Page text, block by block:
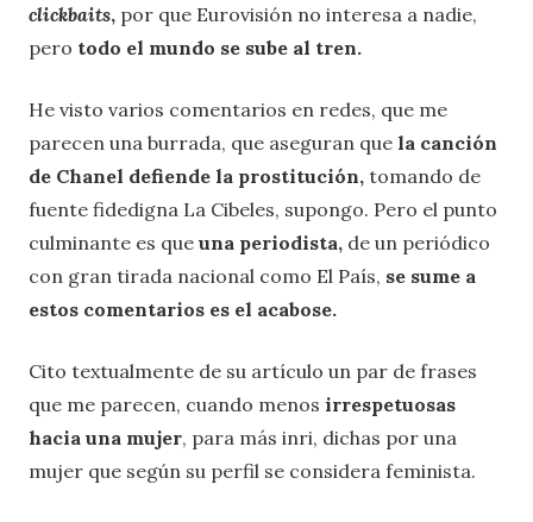
clickbaits, por que Eurovisión no interesa a nadie,
pero todo el mundo se sube al tren.
He visto varios comentarios en redes, que me
parecen una burrada, que aseguran que la canción
de Chanel defiende la prostitución, tomando de
fuente fidedigna La Cibeles, supongo. Pero el punto
culminante es que una periodista, de un periódico
con gran tirada nacional como El País, se sume a
estos comentarios es el acabose.
Cito textualmente de su artículo un par de frases
que me parecen, cuando menos irrespetuosas
hacia una mujer, para más inri, dichas por una
mujer que según su perfil se considera feminista.